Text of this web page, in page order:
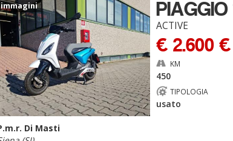
immagini PIAGGIO
ACTIVE
€ 2.600 €
KM
450
TIPOLOGIA
usato
Di Masti